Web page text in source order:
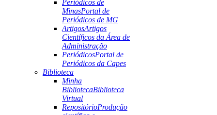
Periódicos de
MinasPortal de
Periódicos de MG
ArtigosArtigos
Científicos da Área de
Administração
PeriódicosPortal de
Periódicos da Capes
Biblioteca
Minha
BibliotecaBiblioteca
Virtual
RepositórioProdução